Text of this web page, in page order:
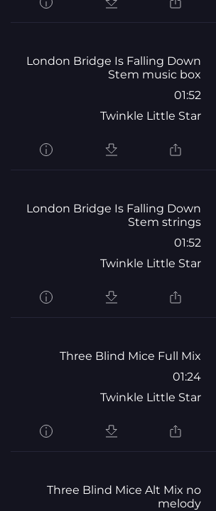
London Bridge Is Falling Down
Stem music box
01:52
Twinkle Little Star
London Bridge Is Falling Down
Stem strings
01:52
Twinkle Little Star
Three Blind Mice Full Mix
01:24
Twinkle Little Star
Three Blind Mice Alt Mix no
melody